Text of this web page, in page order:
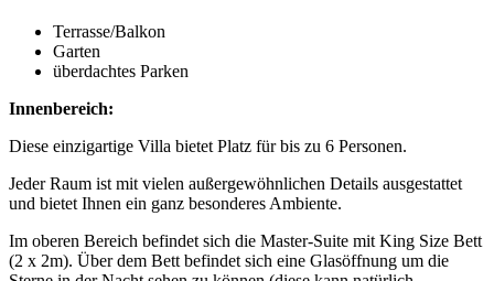
Terrasse/Balkon
Garten
überdachtes Parken
Innenbereich:
Diese einzigartige Villa bietet Platz für bis zu 6 Personen.
Jeder Raum ist mit vielen außergewöhnlichen Details ausgestattet
und bietet Ihnen ein ganz besonderes Ambiente.
Im oberen Bereich befindet sich die Master-Suite mit King Size Bett
(2 x 2m). Über dem Bett befindet sich eine Glasöffnung um die